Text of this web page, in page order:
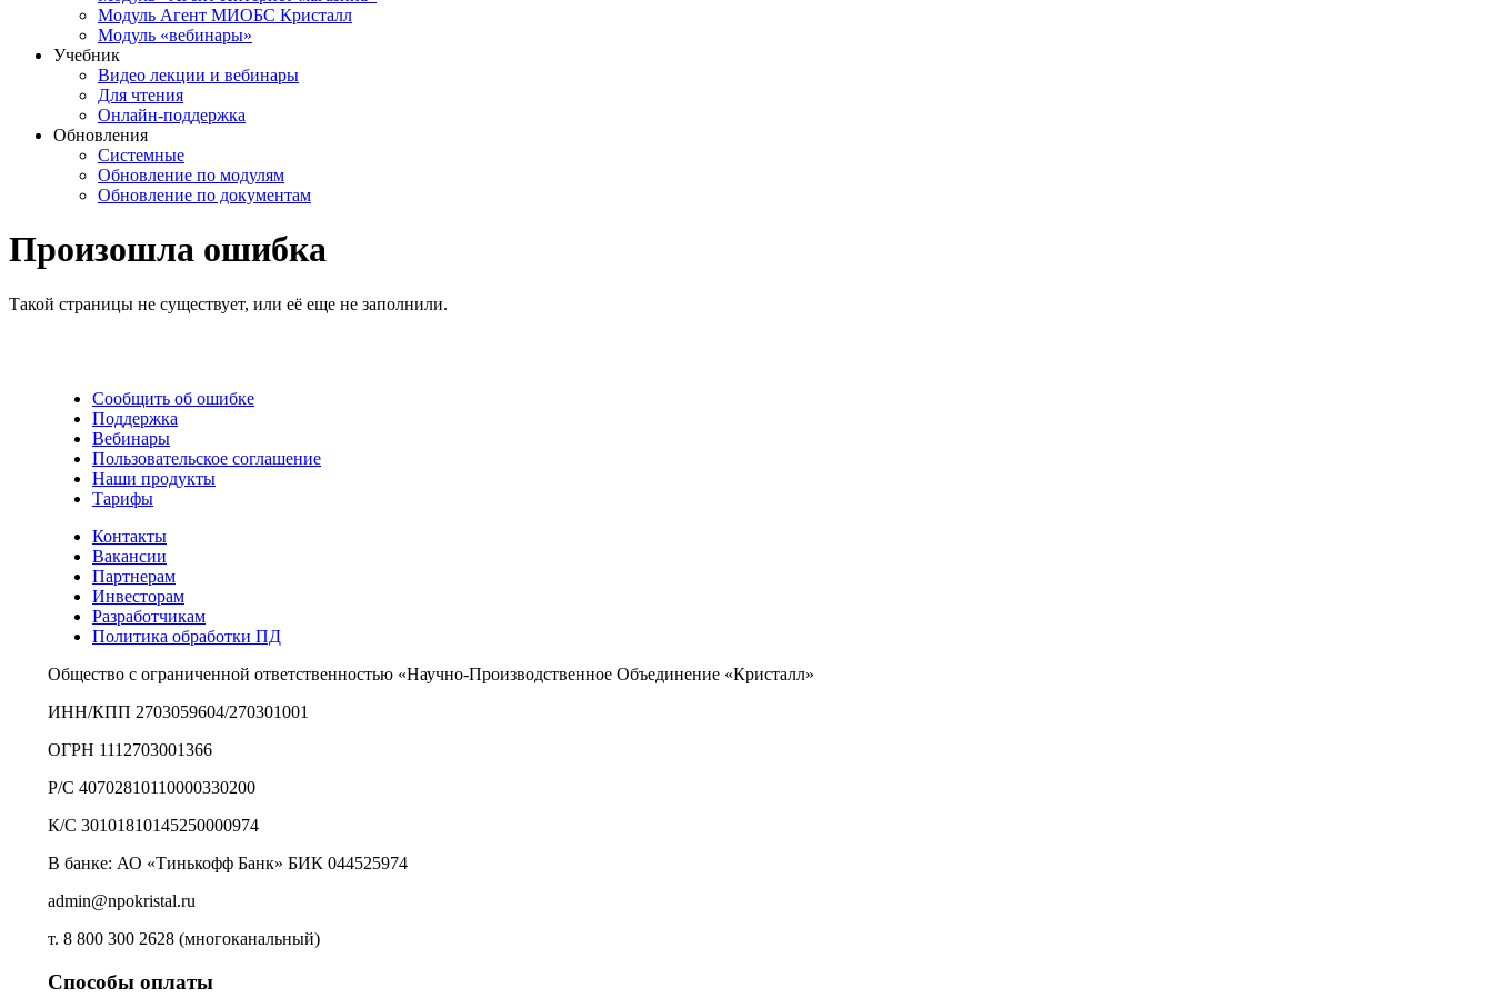
Модуль Агент МИОБС Кристалл
Модуль «вебинары»
Учебник
Видео лекции и вебинары
Для чтения
Онлайн-поддержка
Обновления
Системные
Обновление по модулям
Обновление по документам
Произошла ошибка
Такой страницы не существует, или её еще не заполнили.
Сообщить об ошибке
Поддержка
Вебинары
Пользовательское соглашение
Наши продукты
Тарифы
Контакты
Вакансии
Партнерам
Инвесторам
Разработчикам
Политика обработки ПД
Общество с ограниченной ответственностью «Научно-Производственное Объединение «Кристалл»
ИНН/КПП 2703059604/270301001
ОГРН 1112703001366
Р/С 40702810110000330200
К/С 30101810145250000974
В банке: АО «Тинькофф Банк» БИК 044525974
admin@npokristal.ru
т. 8 800 300 2628 (многоканальный)
Способы оплаты